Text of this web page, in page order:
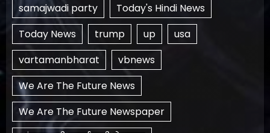
samajwadi party
Today's Hindi News
Today News
trump up
usa
vartamanbharat
vbnews
We Are The Future News
We Are The Future Newspaper